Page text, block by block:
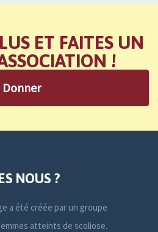
ET FAITES UN
!
Donner
NOUS ?
a été créée par un groupe
atteints de scoliose.